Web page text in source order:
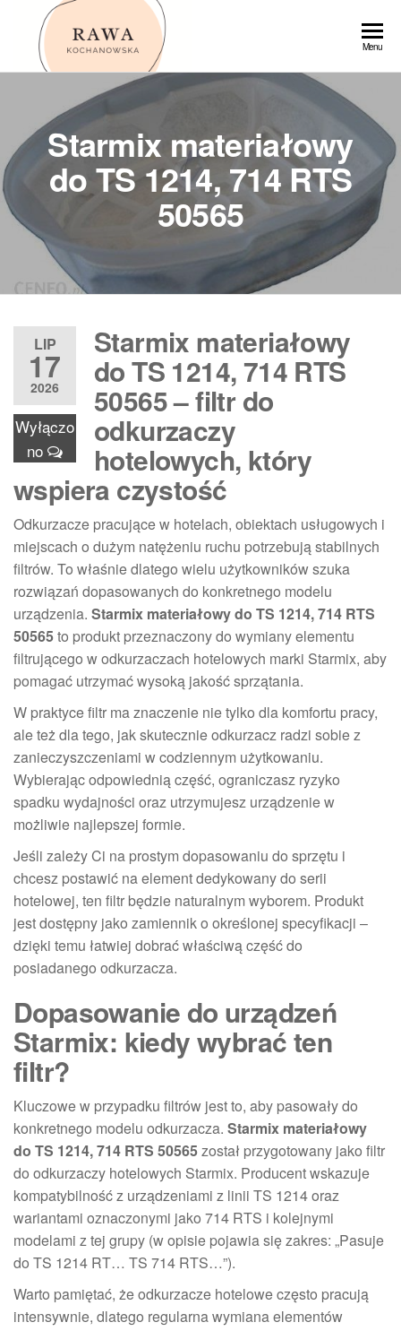
Przejdź
Menu
Starmix materiałowy
do TS 1214, 714 RTS
50565
LIP
17
2026
Wyłączo
no
Starmix materiałowy
do TS 1214, 714 RTS
50565 – filtr do
odkurzaczy
hotelowych, który
wspiera czystość
Odkurzacze pracujące w hotelach, obiektach usługowych i
miejscach o dużym natężeniu ruchu potrzebują stabilnych
filtrów. To właśnie dlatego wielu użytkowników szuka
rozwiązań dopasowanych do konkretnego modelu
urządzenia. Starmix materiałowy do TS 1214, 714 RTS
50565to produkt przeznaczony do wymiany elementu
filtrującego w odkurzaczach hotelowych marki Starmix, aby
pomagać utrzymać wysoką jakość sprzątania.
W praktyce filtr ma znaczenie nie tylko dla komfortu pracy,
ale też dla tego, jak skutecznie odkurzacz radzi sobie z
zanieczyszczeniami w codziennym użytkowaniu.
Wybierając odpowiednią część, ograniczasz ryzyko
spadku wydajności oraz utrzymujesz urządzenie w
możliwie najlepszej formie.
Jeśli zależy Ci na prostym dopasowaniu do sprzętu i
chcesz postawić na element dedykowany do serii
hotelowej, ten filtr będzie naturalnym wyborem. Produkt
jest dostępny jako zamiennik o określonej specyfikacji –
dzięki temu łatwiej dobrać właściwą część do
posiadanego odkurzacza.
Dopasowanie do urządzeń
Starmix: kiedy wybrać ten
filtr?
Kluczowe w przypadku filtrów jest to, aby pasowały do
konkretnego modelu odkurzacza. Starmix materiałowy
do TS 1214, 714 RTS 50565został przygotowany jako filtr
do odkurzaczy hotelowych Starmix. Producent wskazuje
kompatybilność z urządzeniami z linii TS 1214 oraz
wariantami oznaczonymi jako 714 RTS i kolejnymi
modelami z tej grupy (w opisie pojawia się zakres: „Pasuje
do TS 1214 RT… TS 714 RTS…”).
Warto pamiętać, że odkurzacze hotelowe często pracują
intensywnie, dlatego regularna wymiana elementów